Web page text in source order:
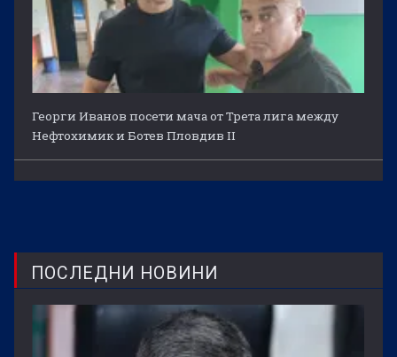
Георги Иванов посети мача от Трета лига между
Нефтохимик и Ботев Пловдив II
ПОСЛЕДНИ НОВИНИ